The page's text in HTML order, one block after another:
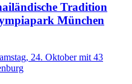
Tradition
München